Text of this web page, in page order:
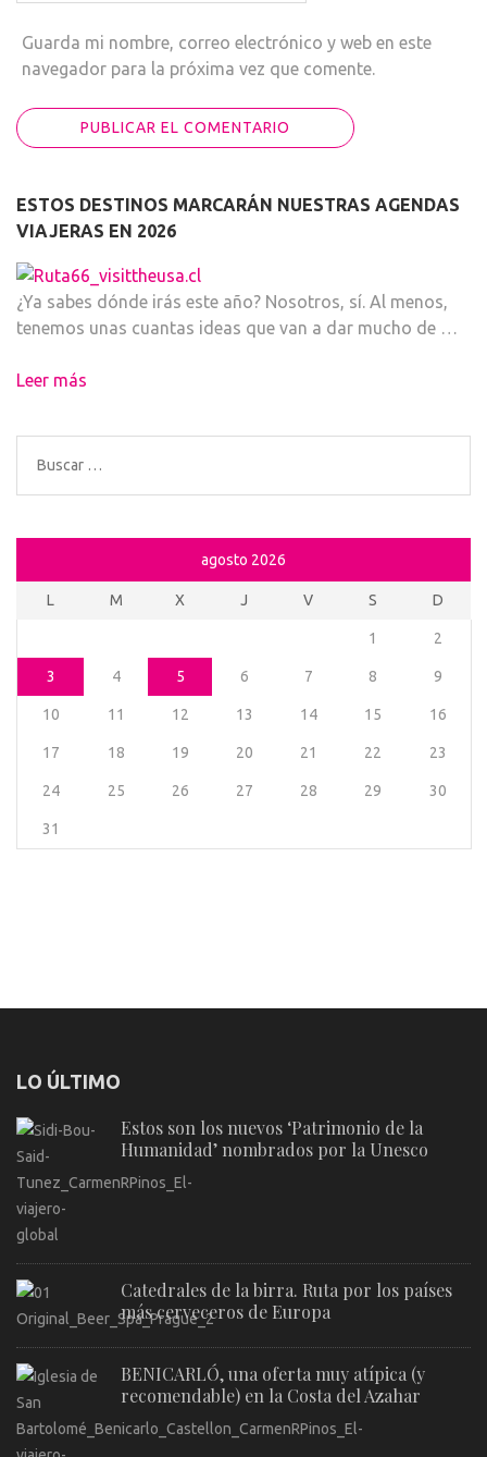
Guarda mi nombre, correo electrónico y web en este
navegador para la próxima vez que comente.
ESTOS DESTINOS MARCARÁN NUESTRAS AGENDAS
VIAJERAS EN 2026
¿Ya sabes dónde irás este año? Nosotros, sí. Al menos,
tenemos unas cuantas ideas que van a dar mucho de …
Leer más
Buscar:
agosto 2026
L M X J V S D
1 2
3 4 5 6 7 8 9
10 11 12 13 14 15 16
17 18 19 20 21 22 23
24 25 26 27 28 29 30
31
LO ÚLTIMO
Estos son los nuevos ‘Patrimonio de la
Humanidad’ nombrados por la Unesco
Catedrales de la birra. Ruta por los países
más cerveceros de Europa
BENICARLÓ, una oferta muy atípica (y
recomendable) en la Costa del Azahar